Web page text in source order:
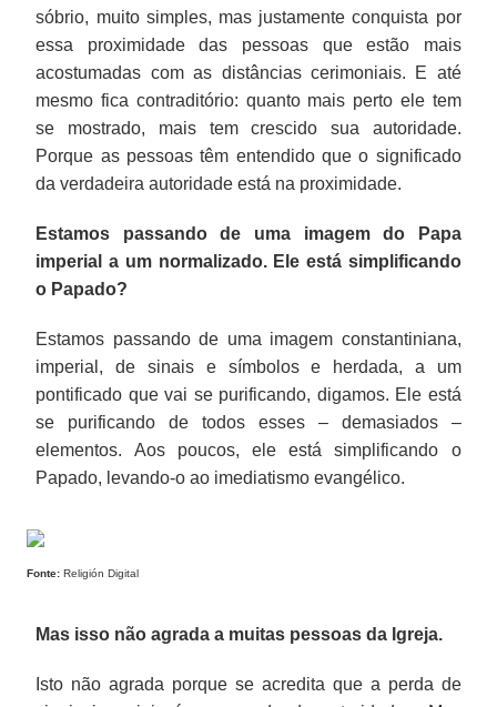
sóbrio, muito simples, mas justamente conquista por
essa proximidade das pessoas que estão mais
acostumadas com as distâncias cerimoniais. E até
mesmo fica contraditório: quanto mais perto ele tem
se mostrado, mais tem crescido sua autoridade.
Porque as pessoas têm entendido que o significado
da verdadeira autoridade está na proximidade.
Estamos passando de uma imagem do Papa
imperial a um normalizado. Ele está simplificando
o Papado?
Estamos passando de uma imagem constantiniana,
imperial, de sinais e símbolos e herdada, a um
pontificado que vai se purificando, digamos. Ele está
se purificando de todos esses – demasiados –
elementos. Aos poucos, ele está simplificando o
Papado, levando-o ao imediatismo evangélico.
Fonte:Religión Digital
Mas isso não agrada a muitas pessoas da Igreja.
Isto não agrada porque se acredita que a perda de